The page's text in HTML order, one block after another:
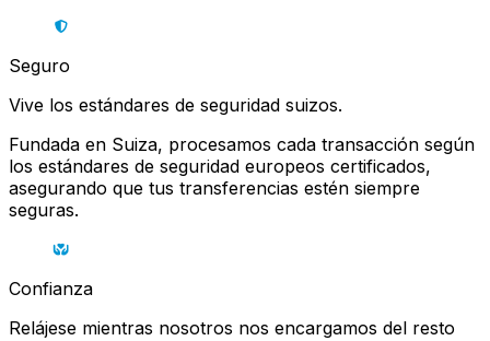
Seguro
Vive los estándares de seguridad suizos.
Fundada en Suiza, procesamos cada transacción según
los estándares de seguridad europeos certificados,
asegurando que tus transferencias estén siempre
seguras.
Confianza
Relájese mientras nosotros nos encargamos del resto